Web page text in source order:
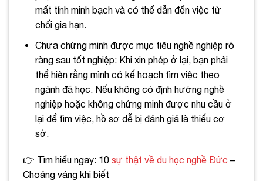
mất tính minh bạch và có thể dẫn đến việc từ
chối gia hạn.
Chưa chứng minh được mục tiêu nghề nghiệp rõ
ràng sau tốt nghiệp: Khi xin phép ở lại, bạn phải
thể hiện rằng mình có kế hoạch tìm việc theo
ngành đã học. Nếu không có định hướng nghề
nghiệp hoặc không chứng minh được nhu cầu ở
lại để tìm việc, hồ sơ dễ bị đánh giá là thiếu cơ
sở.
👉 Tìm hiểu ngay: 10 sự thật về du học nghề Đức –
Choáng váng khi biết